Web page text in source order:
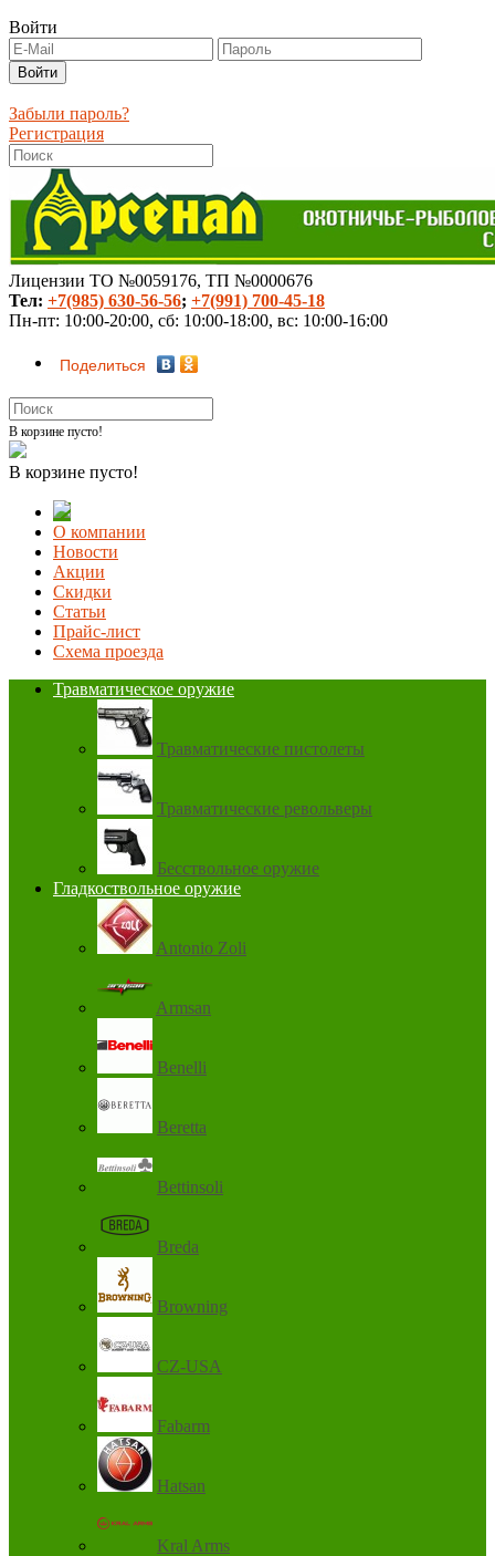
Войти
Забыли пароль?
Регистрация
Лицензии ТО №0059176, ТП №0000676
Тел: +7(985) 630-56-56; +7(991) 700-45-18
Пн-пт: 10:00-20:00, сб: 10:00-18:00, вс: 10:00-16:00
Поделиться
В корзине пусто!
В корзине пусто!
О компании
Новости
Акции
Скидки
Статьи
Прайс-лист
Схема проезда
Травматическое оружие
Травматические пистолеты
Травматические револьверы
Бесствольное оружие
Гладкоствольное оружие
Antonio Zoli
Armsan
Benelli
Beretta
Bettinsoli
Breda
Browning
CZ-USA
Fabarm
Hatsan
Kral Arms